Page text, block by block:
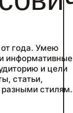
года. Умею
информативные
и цели
статьи,